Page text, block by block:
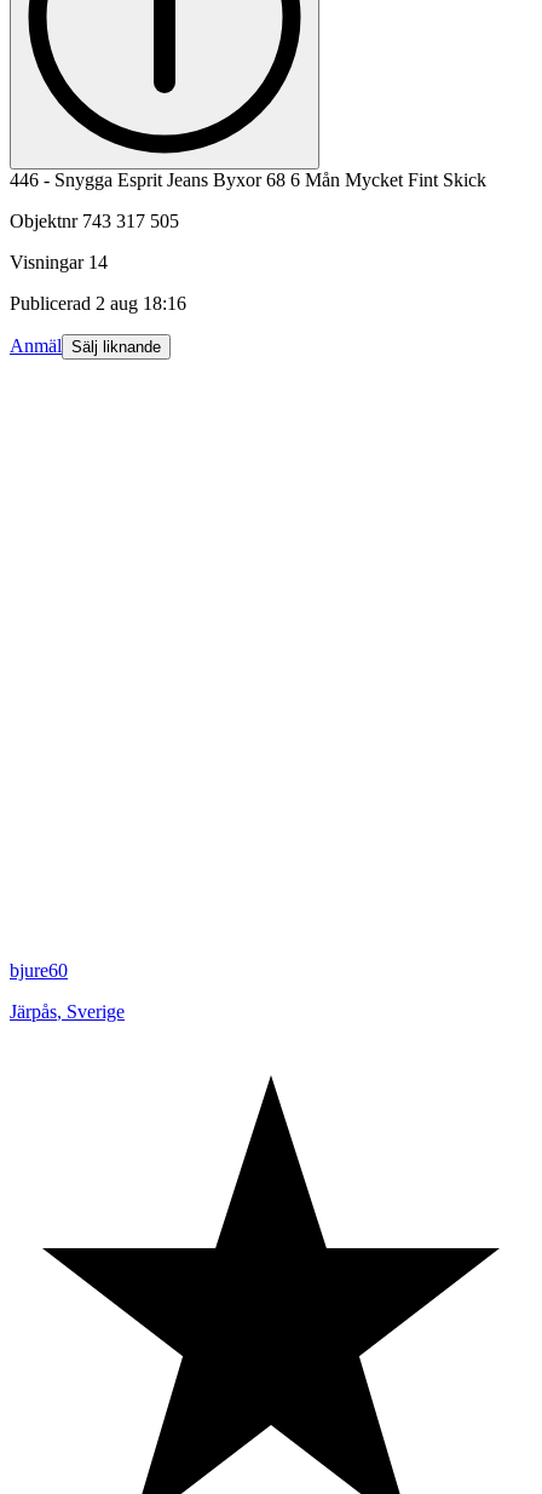
446 - Snygga Esprit Jeans Byxor 68 6 Mån Mycket Fint Skick
Objektnr 743 317 505
Visningar 14
Publicerad 2 aug 18:16
Anmäl Sälj liknande
bjure60
Järpås, Sverige